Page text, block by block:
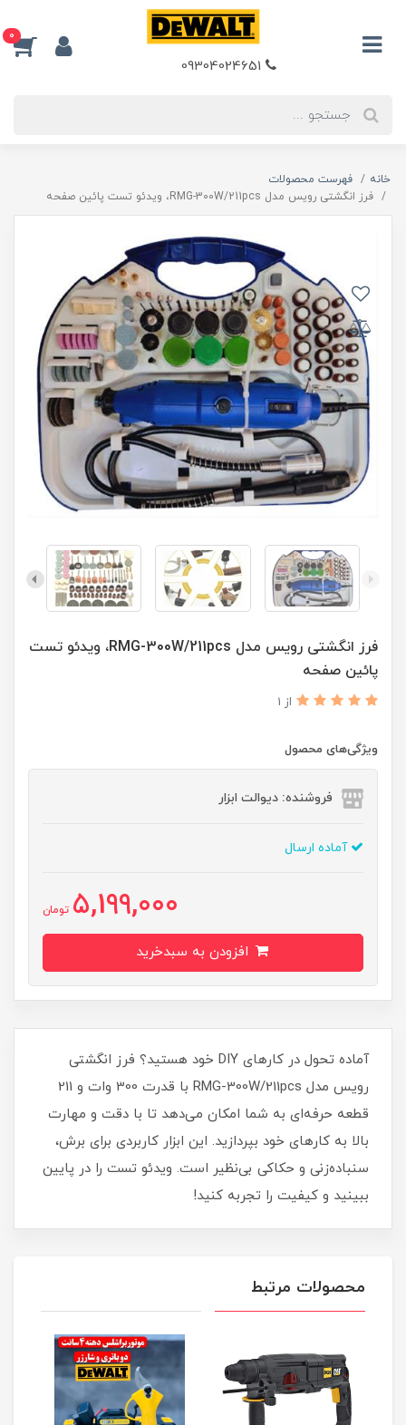
0
خانه
فهرست محصولات
فرز انگشتی رویس مدل RMG-300W/211pcs، ویدئو تست پائین صفحه
فرز انگشتی رویس مدل RMG-300W/211pcs، ویدئو تست
پائین صفحه
از 1
ویژگی‌های محصول
فروشنده: دیوالت ابزار
آماده ارسال
5,199,000 تومان
آماده تحول در کارهای DIY خود هستید؟ فرز انگشتی
رویس مدل RMG-300W/211pcs با قدرت 300 وات و 211
قطعه حرفه‌ای به شما امکان می‌دهد تا با دقت و مهارت
بالا به کارهای خود بپردازید. این ابزار کاربردی برای برش،
سنباده‌زنی و حکاکی بی‌نظیر است. ویدئو تست را در پایین
ببینید و کیفیت را تجربه کنید!
محصولات مرتبط